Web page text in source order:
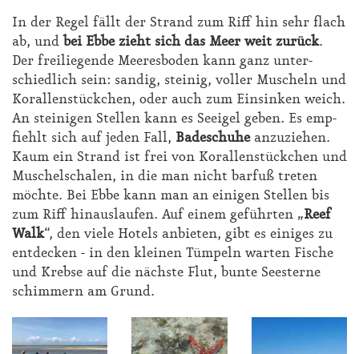
In der Re­gel fällt der Strand zum Riff hin sehr flach
ab, und bei Eb­be zieht sich das Meer weit zu­rück.
Der frei­lie­gen­de Mee­res­bo­den kann ganz un­ter­
schied­lich sein: san­dig, stei­nig, vol­ler Mu­scheln und
Ko­ral­len­stück­chen, oder auch zum Ein­sin­ken weich.
An stei­ni­gen Stel­len kann es See­igel ge­ben. Es emp­
fiehlt sich auf je­den Fall, Ba­de­schu­he an­zu­zie­hen.
Kaum ein Strand ist frei von Ko­ral­len­stück­chen und
Mu­schel­scha­len, in die man nicht bar­fuß tre­ten
möch­te. Bei Eb­be kann man an ei­ni­gen Stel­len bis
zum Riff hin­aus­lau­fen. Auf ei­nem ge­führ­ten „Reef
Walk“, den vie­le Ho­tels an­bie­ten, gibt es ei­ni­ges zu
ent­de­cken - in den klei­nen Tüm­peln war­ten Fi­sche
und Kreb­se auf die nächs­te Flut, bun­te See­ster­ne
schim­mern am Grund.